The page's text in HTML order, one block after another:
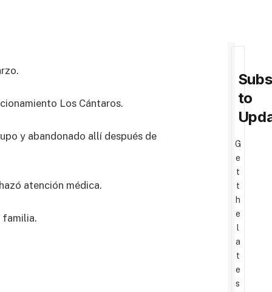
Los Cántaros.
y abandonado allí después de
atención médica.
familia.
to
G
e
t
t
h
e
l
a
t
e
s